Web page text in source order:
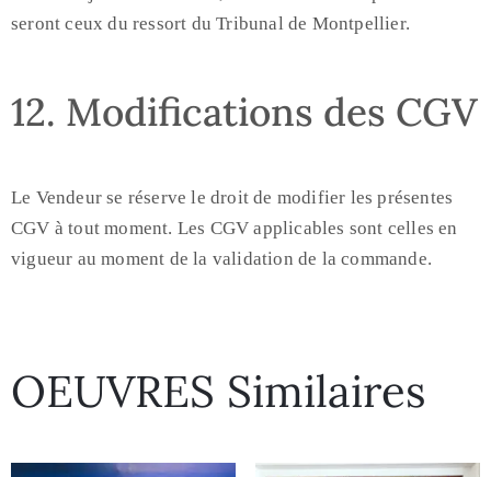
seront ceux du ressort du Tribunal de Montpellier.
12. Modifications des CGV
Le Vendeur se réserve le droit de modifier les présentes
CGV à tout moment. Les CGV applicables sont celles en
vigueur au moment de la validation de la commande.
OEUVRES Similaires